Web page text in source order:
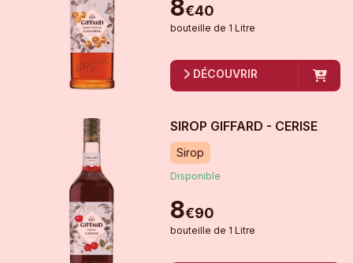
8€40
bouteille de 1 Litre
DÉCOUVRIR
SIROP GIFFARD - CERISE
Sirop
Disponible
8€90
bouteille de 1 Litre